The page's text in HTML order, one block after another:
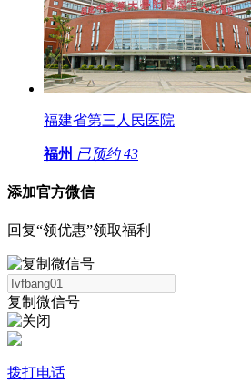
福建省第三人民医院
福州 已预约 43
添加官方微信
回复“领优惠”领取福利
复制微信号
拨打电话